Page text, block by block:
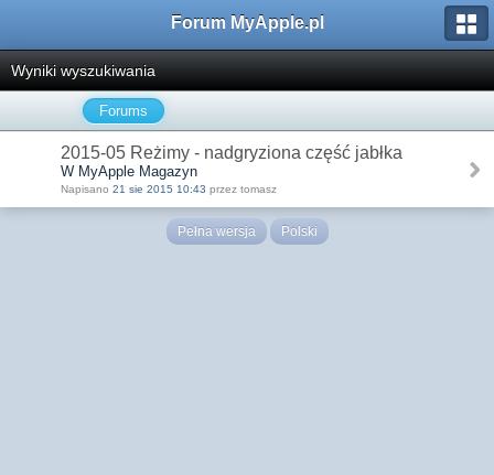
Forum MyApple.pl
Wyniki wyszukiwania
Forums
2015-05 Reżimy - nadgryziona część jabłka
W MyApple Magazyn
Napisano 21 sie 2015 10:43 przez tomasz
Pełna wersja Polski